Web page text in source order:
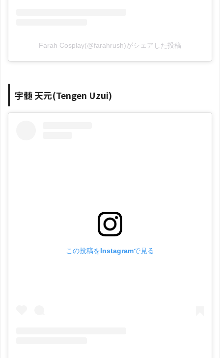
Farah Cosplay(@farahrush)がシェアした投稿
宇髄 天元(Tengen Uzui)
この投稿をInstagramで見る